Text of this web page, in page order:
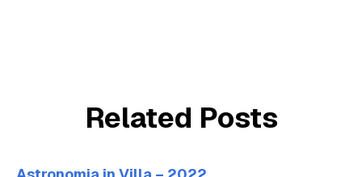
Related Posts